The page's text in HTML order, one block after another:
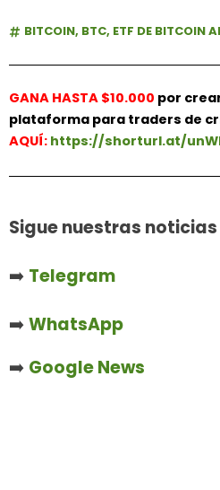
BITCOIN, BTC, ETF DE BITCOIN
GANA HASTA $10.000 por
plataforma para traders de
AQUÍ: https://shorturl.at/
Sigue nuestras noticias
➡️ Telegram
➡️WhatsApp
➡️ Google News